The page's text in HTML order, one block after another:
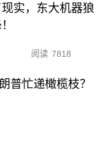
实，东大机器狼
阅读 7818
普忙递橄榄枝？